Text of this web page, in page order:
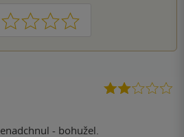
2 3 4 5
- bohužel.